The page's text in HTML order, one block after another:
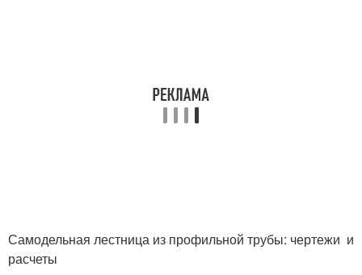
Самодельная лестница из профильной трубы: чертежи и
расчеты